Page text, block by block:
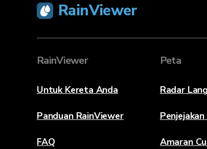
RainViewer
RainViewer
Untuk Kereta Anda
Panduan RainViewer
FAQ
Peta
Radar
Amaran